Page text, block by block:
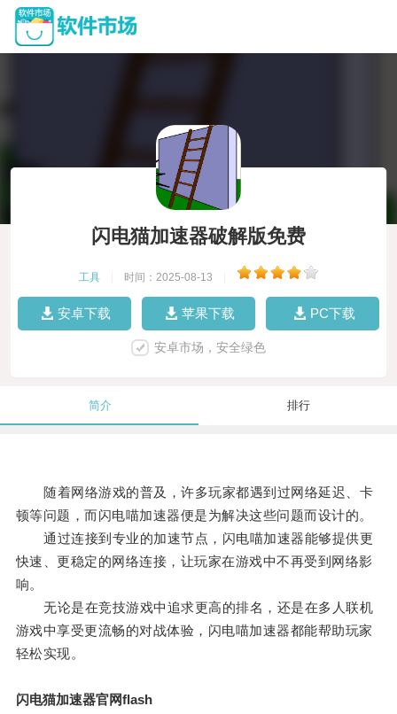
闪电猫加速器破解版免费
工具 时间：2025-08-13
安卓下载 苹果下载 PC下载
安卓市场，安全绿色
简介 排行
随着网络游戏的普及，许多玩家都遇到过网络延迟、卡
顿等问题，而闪电喵加速器便是为解决这些问题而设计的。
通过连接到专业的加速节点，闪电喵加速器能够提供更
快速、更稳定的网络连接，让玩家在游戏中不再受到网络影
响。
无论是在竞技游戏中追求更高的排名，还是在多人联机
游戏中享受更流畅的对战体验，闪电喵加速器都能帮助玩家
轻松实现。
闪电猫加速器官网flash